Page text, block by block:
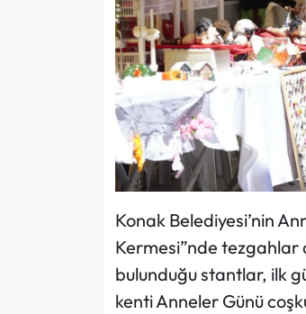
Konak Belediyesi’nin
Kermesi”nde tezgahlar
bulunduğu stantlar, ilk
kenti Anneler Günü